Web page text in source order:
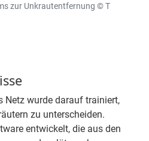
zur Unkrautentfernung © T
Netz wurde darauf trainiert,
zu unterscheiden.
entwickelt, die aus den